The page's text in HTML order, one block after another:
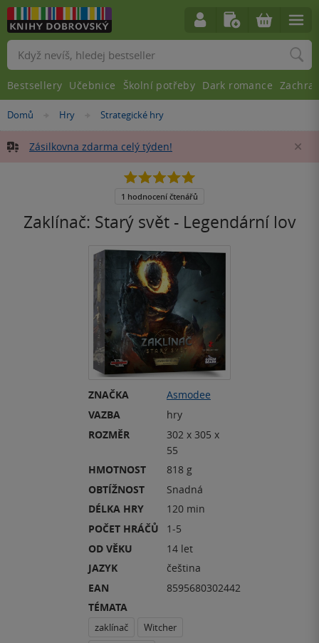
Nacházíte
zde:
Domů »Hry »
Strategické hry
Zásilkovna zdarma celý týden!
Zaklínač: Starý svět - Legendární lov
ZNAČKA
Asmodee
VAZBA
hry
ROZMĚR
302 x 305 x
55
HMOTNOST
818 g
OBTÍŽNOST
Snadná
DÉLKA HRY
120 min
POČET HRÁČŮ
1-5
OD VĚKU
14 let
JAZYK
čeština
EAN
8595680302442
TÉMATA
zaklínač
Witcher
5.0
5
1 hodnocení čtenářů
Vyhledávání
Bestsellery Učebnice Školní potřeby Dark romance